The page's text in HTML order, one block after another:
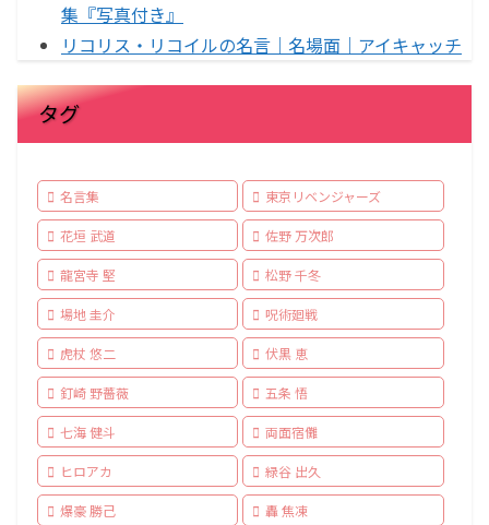
集『写真付き』
リコリス・リコイルの名言｜名場面｜アイキャッチ
タグ
名言集 東京リベンジャーズ
花垣 武道 佐野 万次郎
龍宮寺 堅 松野 千冬
場地 圭介 呪術廻戦
虎杖 悠二 伏黒 恵
釘崎 野薔薇 五条 悟
七海 健斗 両面宿儺
ヒロアカ 緑谷 出久
爆豪 勝己 轟 焦凍